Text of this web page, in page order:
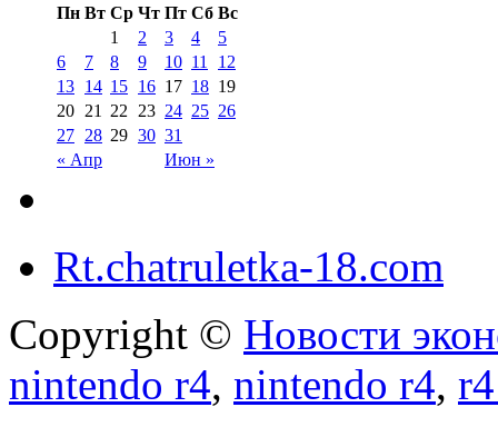
Пн Вт Ср Чт Пт Сб Вс
« Апр Июн »
1 2 3 4
5
6
7 8 9 10 11
12
13 14 15 16 17 18 19
20 21 22 23 24 25 26
27 28 29 30 31
Rt.chatruletka-18.com
Copyright © Новости
nintendo r4, nintendo r4,